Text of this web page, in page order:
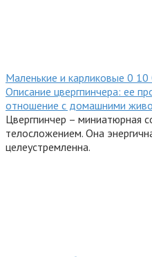
Маленькие и карликовые 0 10
Описание цвергпинчера: ее
отношение с домашними
Цвергпинчер – миниатюрная
телосложением. Она
целеустремленна.